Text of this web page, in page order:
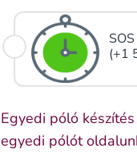
(+1
Egyedi póló
egyedi pólót